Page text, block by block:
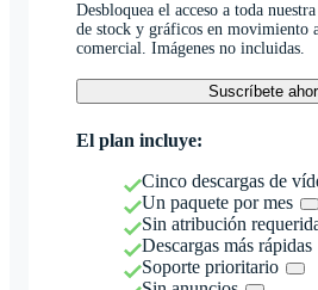
Desbloquea el acceso a toda
de stock y gráficos en movimiento
comercial. Imágenes no incluidas.
Suscríbete
El plan incluye:
Cinco descargas de
Un paquete por mes
Sin atribución
Descargas más rápidas
Soporte prioritario